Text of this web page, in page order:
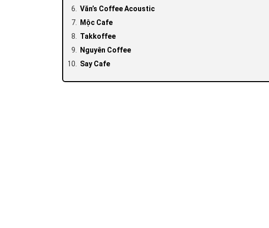
Văn’s Coffee Acoustic
Mộc Cafe
Takkoffee
Nguyên Coffee
Say Cafe